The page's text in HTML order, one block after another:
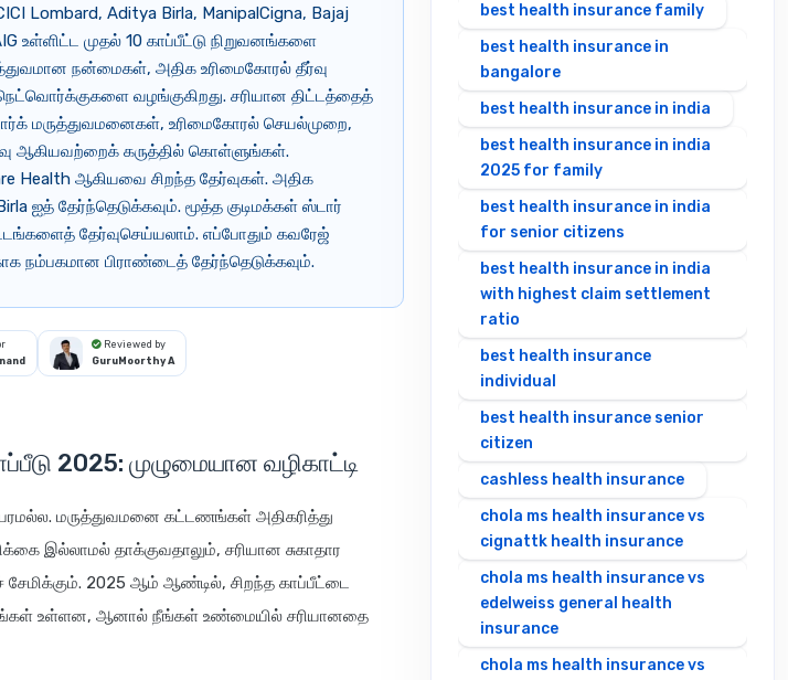
Lombard, Aditya Birla, ManipalCigna, Bajaj
உள்ளிட்ட முதல் 10 காப்பீட்டு நிறுவனங்களை
நன்மைகள், அதிக உரிமைகோரல் தீர்வு
வழங்குகிறது. சரியான திட்டத்தைத்
மருத்துவமனைகள், உரிமைகோரல் செயல்முறை,
ஆகியவற்றைக் கருத்தில் கொள்ளுங்கள்.
Health ஆகியவை சிறந்த தேர்வுகள். அதிக
ஐத் தேர்ந்தெடுக்கவும். மூத்த குடிமக்கள் ஸ்டார்
தேர்வுசெய்யலாம். எப்போதும் கவரேஜ்
நம்பகமான பிராண்டைத் தேர்ந்தெடுக்கவும்.
Reviewed by
GuruMoorthy A
2025: முழுமையான வழிகாட்டி
மருத்துவமனை கட்டணங்கள் அதிகரித்து
இல்லாமல் தாக்குவதாலும், சரியான சுகாதார
சேமிக்கும். 2025 ஆம் ஆண்டில், சிறந்த காப்பீட்டை
உள்ளன, ஆனால் நீங்கள் உண்மையில் சரியானதை
best health insurance family
best health insurance in
bangalore
best health insurance in india
best health insurance in india
2025 for family
best health insurance in india
for senior citizens
best health insurance in india
with highest claim settlement
ratio
best health insurance
individual
best health insurance senior
citizen
cashless health insurance
chola ms health insurance vs
cignattk health insurance
chola ms health insurance vs
edelweiss general health
insurance
chola ms health insurance vs